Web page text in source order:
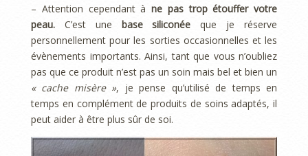
– Attention cependant à ne pas trop étouffer votre
peau. C’est une base siliconéeque je réserve
personnellement pour les sorties occasionnelles et les
évènements importants. Ainsi, tant que vous n’oubliez
pas que ce produit n’est pas un soin mais bel et bien un
« cache misère », je pense qu’utilisé de temps en
temps en complément de produits de soins adaptés, il
peut aider à être plus sûr de soi.